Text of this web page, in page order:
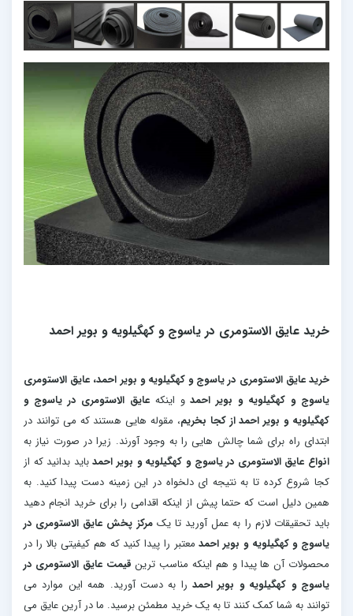
خرید عایق الاستومری در یاسوج و کهگیلویه و بویر احمد
خرید عایق الاستومری در یاسوج و کهگیلویه و بویر احمد، عایق الاستومری
یاسوج و کهگیلویه و بویر احمدو اینکهعایق الاستومری در یاسوج و
کهگیلویه و بویر احمد از کجا بخریم، مقوله هایی هستند که می توانند در
ابتدای راه برای شما چالش هایی را به وجود آورند. زیرا در صورت نیاز به
انواع عایق الاستومری در یاسوج و کهگیلویه و بویر احمدباید بدانید که از
کجا شروع کرده تا به نتیجه ای دلخواه در این زمینه دست پیدا کنید. به
همین دلیل است که حتما پیش از اینکه اقدامی را برای خرید انجام دهید
باید تحقیقات لازم را به عمل آورید تا یکمرکز پخش عایق الاستومری در
یاسوج و کهگیلویه و بویر احمدمعتبر را پیدا کنید که هم کیفیتی بالا را در
محصولات آن ها پیدا و هم اینکه مناسب ترین قیمت عایق الاستومری در
یاسوج و کهگیلویه و بویر احمدرا به دست آورید. همه این موارد می
توانند به شما کمک کنند تا به یک خرید مطمئن برسید. ما در آرین عایق می